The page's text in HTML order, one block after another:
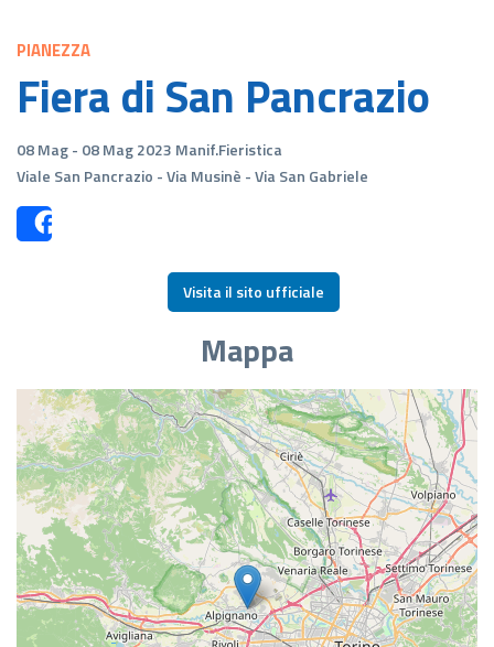
PIANEZZA
Fiera di San Pancrazio
08 Mag - 08 Mag 2023 Manif.Fieristica
Viale San Pancrazio - Via Musinè - Via San Gabriele
Visita il sito ufficiale
Mappa